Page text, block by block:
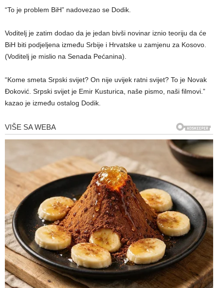
“To je problem BiH” nadovezao se Dodik.
Voditelj je zatim dodao da je jedan bivši novinar iznio teoriju da će
BiH biti podjeljena između Srbije i Hrvatske u zamjenu za Kosovo.
(Voditelj je mislio na Senada Pećanina).
“Kome smeta Srpski svijet? On nije uvijek ratni svijet? To je Novak
Đoković. Srpski svijet je Emir Kusturica, naše pismo, naši filmovi.”
kazao je između ostalog Dodik.